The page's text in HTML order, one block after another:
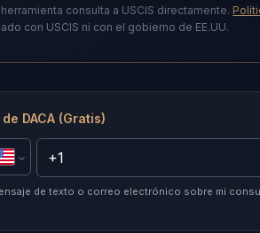
consulta a USCIS directamente.
con USCIS ni con el gobierno de EE.UU.
DACA (Gratis)
de texto o correo electrónico sobre mi